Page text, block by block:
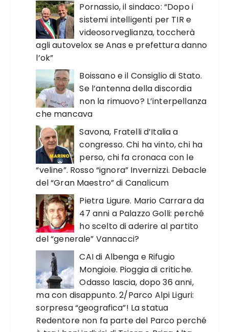
Pornassio, il sindaco: “Dopo i
sistemi intelligenti per TIR e
videosorveglianza, toccherà
agli autovelox se Anas e prefettura danno
l’ok”
Boissano e il Consiglio di Stato.
Se l’antenna della discordia
non la rimuovo? L’interpellanza
che mancava
Savona, Fratelli d’Italia a
congresso. Chi ha vinto, chi ha
perso, chi fa cronaca con le
“veline”. Rosso “ignora” Invernizzi. Debacle
del “Gran Maestro” di Canalicum
Pietra Ligure. Mario Carrara da
47 anni a Palazzo Golli: perché
ho scelto di aderire al partito
del “generale” Vannacci?
CAI di Albenga e Rifugio
Mongioie. Pioggia di critiche.
Odasso lascia, dopo 36 anni,
ma con disappunto. 2/Parco Alpi Liguri:
sorpresa “geografica”! La statua
Redentore non fa parte del Parco perché